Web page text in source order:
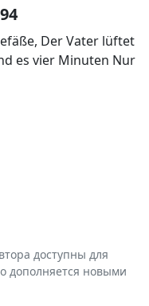
Der Vater lüftet
es vier Minuten Nur
доступны для
дополняется новыми